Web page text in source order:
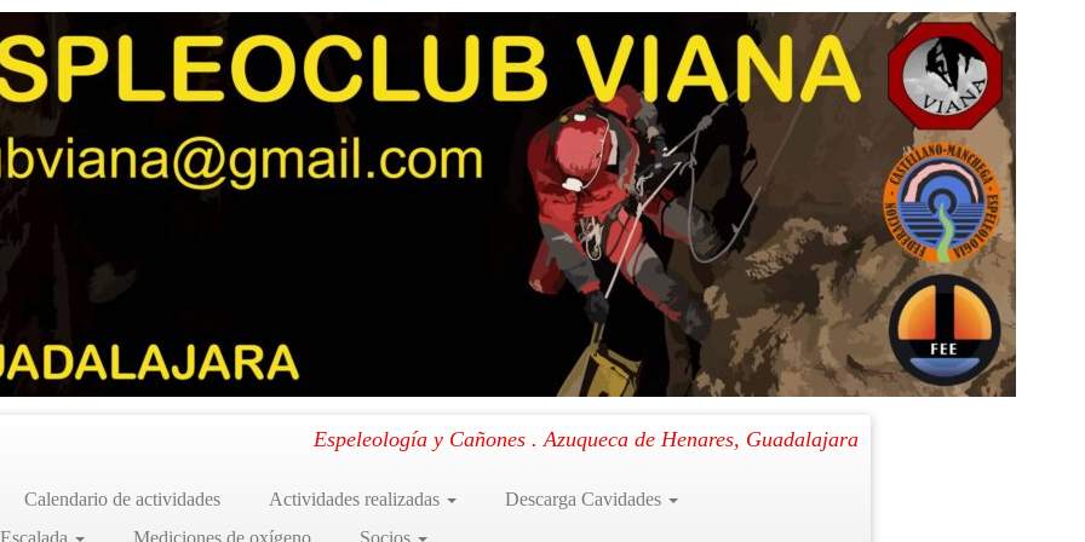
Espeleología y Cañones . Azuqueca de Henares, Guadalajara
Calendario de actividades Actividades realizadas
Descarga Cavidades
Mediciones de oxígeno Socios
en Tibia – Fresca
Siguiente →